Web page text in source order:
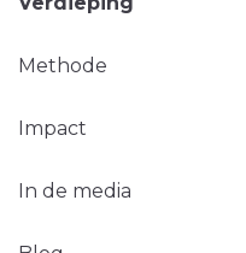
Methode
Impact
In de media